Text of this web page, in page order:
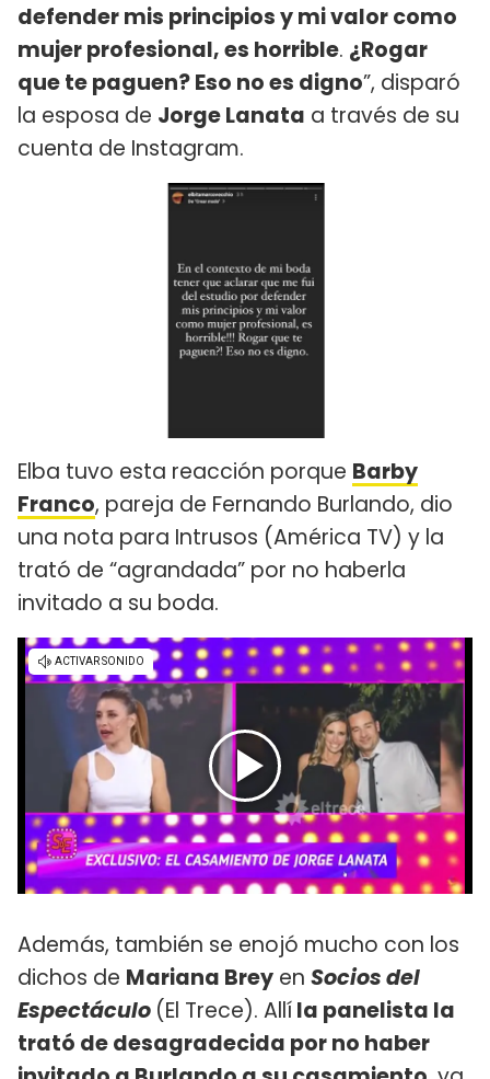
defender mis principios y mi valor como
mujer profesional, es horrible. ¿Rogar
que te paguen? Eso no es digno”, disparó
la esposa de Jorge Lanata a través de su
cuenta de Instagram.
Elba tuvo esta reacción porque Barby
Franco, pareja de Fernando Burlando, dio
una nota para Intrusos (América TV) y la
trató de “agrandada” por no haberla
invitado a su boda.
Además, también se enojó mucho con los
dichos de Mariana Brey en Socios del
Espectáculo (El Trece). Allíla panelista la
trató de desagradecida por no haber